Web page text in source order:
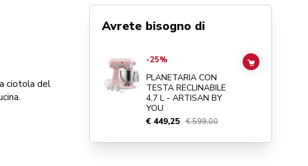
ciotola del
Avrete bisogno di
Go toPLANETARIA CON TESTA RECLINABILE 4,7 L -
-25%
PLANETARIA CON
TESTA RECLINABILE
4,7 L - ARTISAN BY
YOU
€ 449,25 € 599,00
ADD TO CART